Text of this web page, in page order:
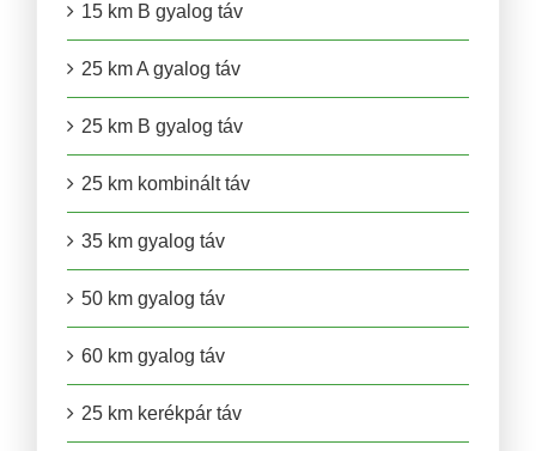
15 km B gyalog táv
25 km A gyalog táv
25 km B gyalog táv
25 km kombinált táv
35 km gyalog táv
50 km gyalog táv
60 km gyalog táv
25 km kerékpár táv